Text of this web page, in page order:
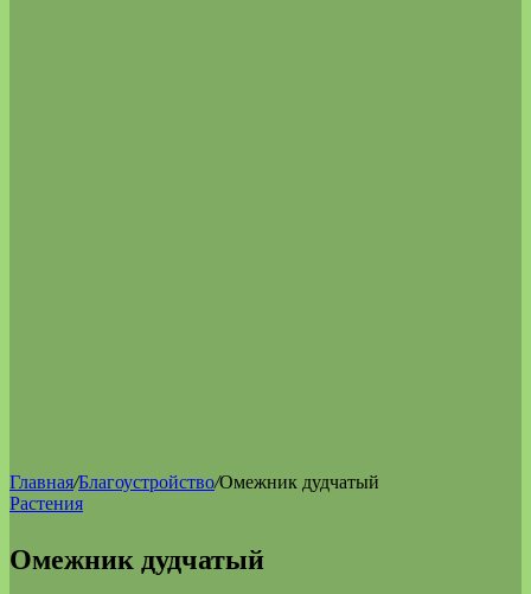
Главная/Благоустройство/Омежник дудчатый
Растения
Омежник дудчатый